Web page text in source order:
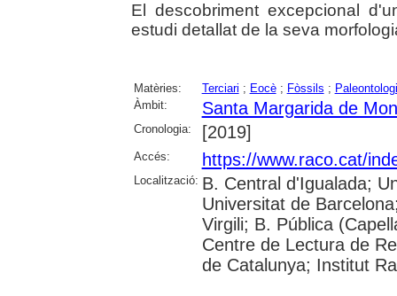
El descobriment excepcional
estudi detallat de la seva
Matèries: Terciari ; Eocè; Fòssils ;
Àmbit:
Santa Margarida de
Cronologia: [2019]
Accés: https://www.raco.cat/
Localització: B. Central d'Igualada;
Universitat de
Virgili; B. Pública
Centre de Lectura de
de Catalunya; Institut